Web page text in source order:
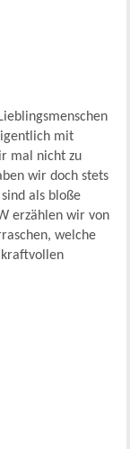
mit
mal nicht zu
wir doch stets
als bloße
erzählen wir von
welche
kraftvollen